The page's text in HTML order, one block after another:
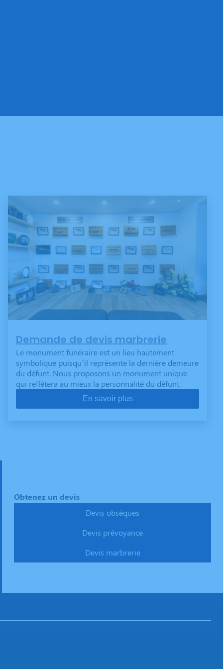
Demande de devis marbrerie
Le monument funéraire est un lieu hautement
symbolique puisqu’il représente la dernière demeure
du défunt. Nous proposons un monument unique
qui reflétera au mieux la personnalité du défunt.
En savoir plus
Obtenez un devis
Devis obsèques
Devis prévoyance
Devis marbrerie